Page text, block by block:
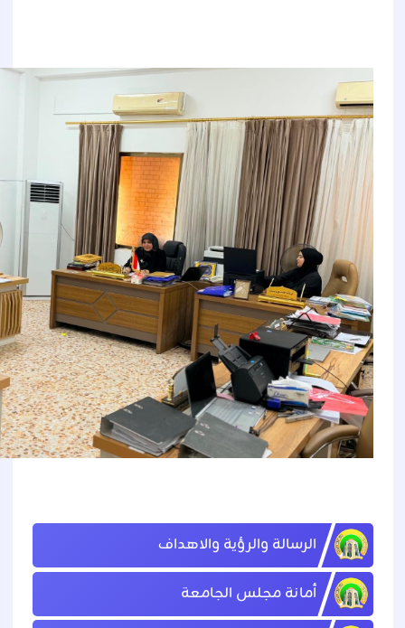
الرسالة والرؤية والاهداف
أمانة مجلس الجامعة